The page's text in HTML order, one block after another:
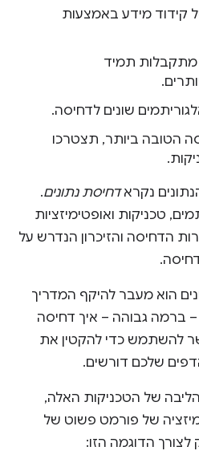
מידע באמצעות
תמיד
שונים לדחיסה.
ביותר, תצטרכו
נקראדחיסת נתונים.
טכניקות ואופטימיזציות
והזיכרון הנדרש על
מעבר להיקף המדריך
גבוהה – איך דחיסה
כדי להקטין את
שלכם דורשים.
של הטכניקות האלה,
של פורמט פשוט של
הדוגמה הזו: